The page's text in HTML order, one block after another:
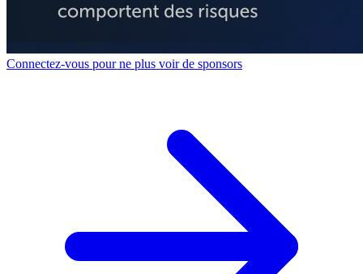
Connectez-vous pour ne plus voir de sponsors